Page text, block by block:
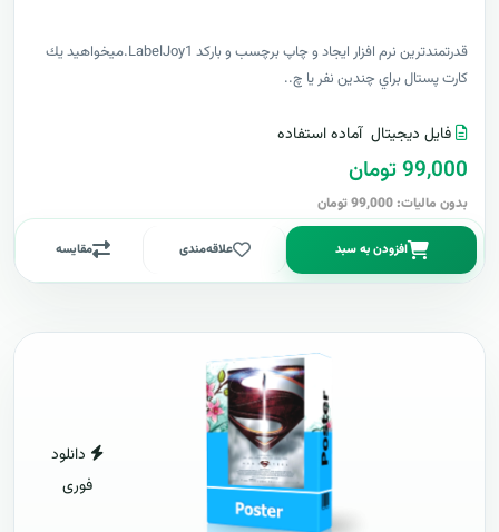
قدرتمندترين نرم افزار ایجاد و چاپ برچسب و بارکد LabelJoy1.ميخواهيد يك
كارت پستال براي چندين نفر يا چ..
فایل دیجیتال آماده استفاده
99,000 تومان
بدون مالیات: 99,000 تومان
افزودن به سبد علاقه‌مندی مقایسه
دانلود
فوری